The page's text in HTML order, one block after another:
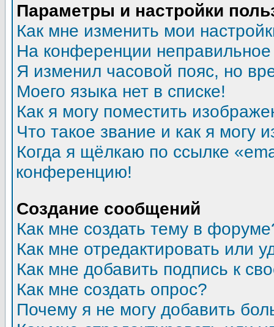
Параметры и настройки
Как мне изменить мои
На конференции
Я изменил часовой пояс, но
Моего языка нет в списке!
Как я могу поместить
Что такое звание и как я могу
Когда я щёлкаю по ссылке
конференцию!
Создание сообщений
Как мне создать тему в
Как мне отредактировать или
Как мне добавить подпись к
Как мне создать опрос?
Почему я не могу добавить